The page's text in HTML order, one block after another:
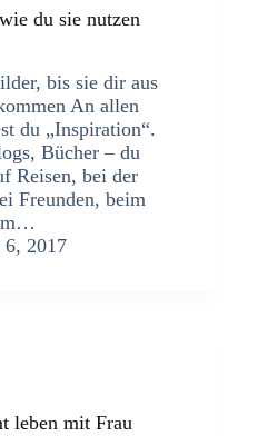
du sie nutzen
bis sie dir aus
An allen
du „Inspiration“.
Bücher – du
Reisen, bei der
Freunden, beim
6, 2017
leben mit Frau